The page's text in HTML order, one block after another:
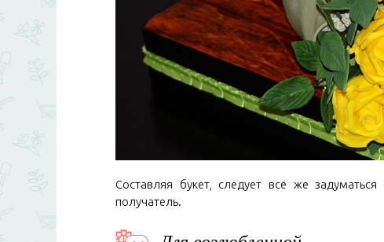
Составляя букет, следует всё же
получатель.